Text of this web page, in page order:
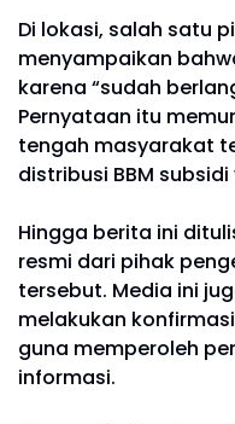
Di lokasi, salah satu
menyampaikan
karena “sudah
Pernyataan itu
tengah masyarakat
distribusi BBM
Hingga berita ini
resmi dari pihak
tersebut. Media ini
melakukan
guna memperoleh
informasi.